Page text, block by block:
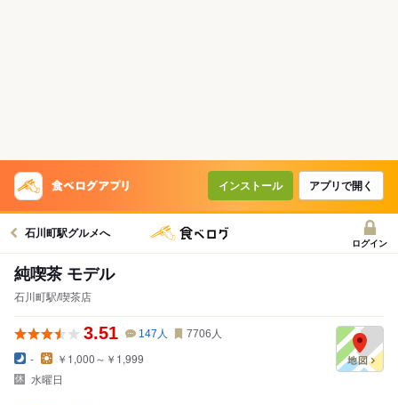
インストール アプリで開く
石川町駅グルメへ
ログイン
純喫茶 モデル
石川町駅/喫茶店
3.51 147 人 7706 人
-
￥1,000～￥1,999
水曜日